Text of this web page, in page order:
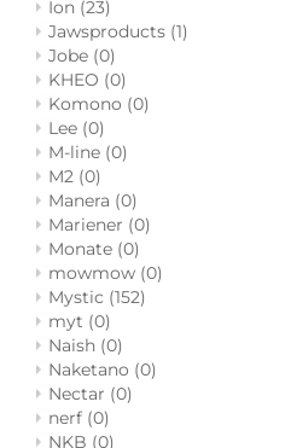
Ion (23)
Jawsproducts (1)
Jobe (0)
KHEO (0)
Komono (0)
Lee (0)
M-line (0)
M2 (0)
Manera (0)
Mariener (0)
Monate (0)
mowmow (0)
Mystic (152)
myt (0)
Naish (0)
Naketano (0)
Nectar (0)
nerf (0)
NKB (0)